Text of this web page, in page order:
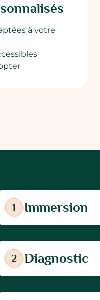
à votre
1 Immersion
2 Diagnostic